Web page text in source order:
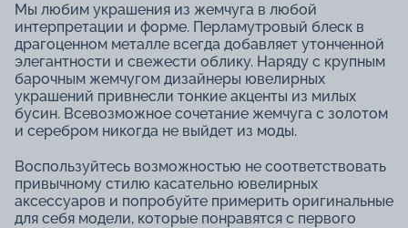
Мы любим украшения из жемчуга в любой
интерпретации и форме. Перламутровый блеск в
драгоценном металле всегда добавляет утонченной
элегантности и свежести облику. Наряду с крупным
барочным жемчугом дизайнеры ювелирных
украшений привнесли тонкие акценты из милых
бусин. Всевозможное сочетание жемчуга с золотом
и серебром никогда не выйдет из моды.
Воспользуйтесь возможностью не соответствовать
привычному стилю касательно ювелирных
аксессуаров и попробуйте примерить оригинальные
для себя модели, которые понравятся с первого